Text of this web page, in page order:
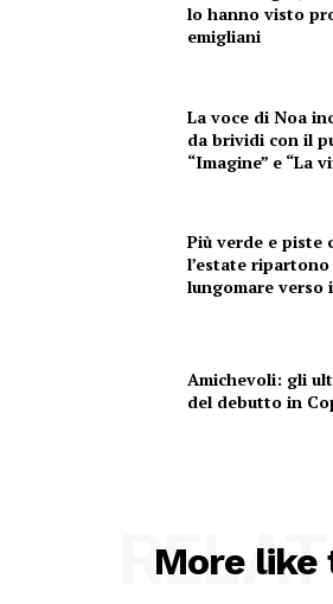
lo hanno visto
emigliani
La voce di Noa
da brividi con il
“Imagine” e “La
Più verde e piste
l’estate
lungomare verso
Amichevoli: gli
del debutto in
More like